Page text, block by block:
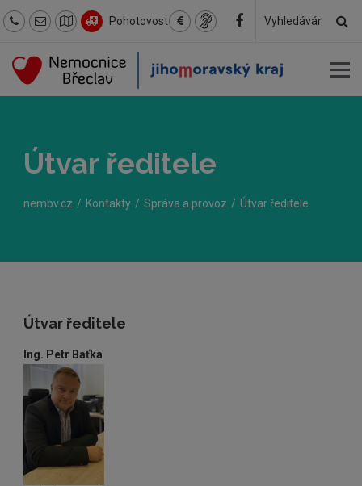
Pohotovost
Hledaný
Útvar ředitele
nembv.cz Kontakty Správa a provoz Útvar ředitele
Útvar ředitele
Ing. Petr Baťka